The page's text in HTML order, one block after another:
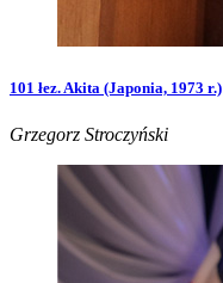
101 łez. Akita (Japonia, 1973 r.)
Grzegorz Stroczyński